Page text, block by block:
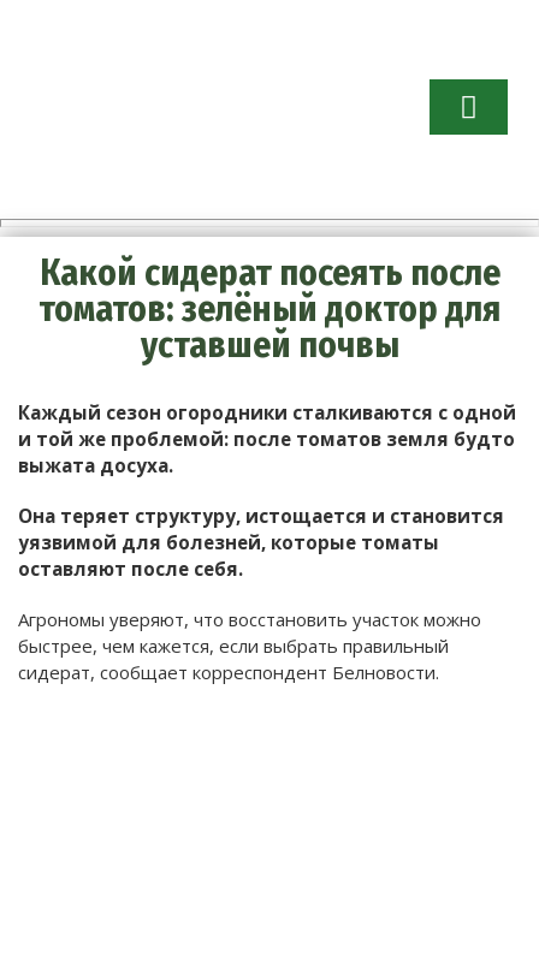
Огород без
садоводам
Какой сидерат посеять после
томатов: зелёный доктор для
уставшей почвы
Каждый сезон огородники сталкиваются с одной
и той же проблемой: после томатов земля будто
выжата досуха.
Она теряет структуру, истощается и становится
уязвимой для болезней, которые томаты
оставляют после себя.
Агрономы уверяют, что восстановить участок можно
быстрее, чем кажется, если выбрать правильный
сидерат, сообщает корреспондент Белновости.